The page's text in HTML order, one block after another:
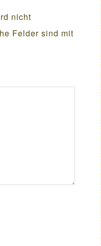
nicht
Felder sind mit